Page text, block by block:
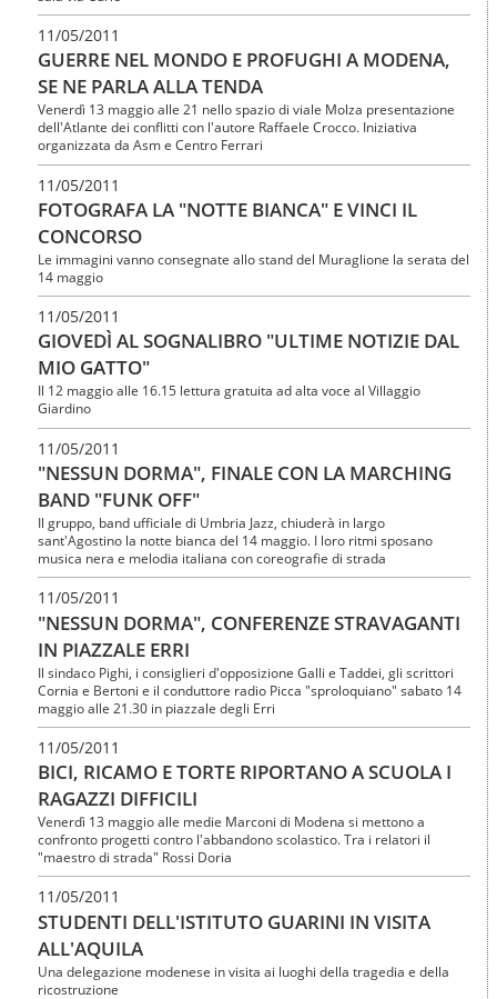
11/05/2011
GUERRE NEL MONDO E PROFUGHI A MODENA,
SE NE PARLA ALLA TENDA
Venerdì 13 maggio alle 21 nello spazio di viale Molza presentazione
dell'Atlante dei conflitti con l'autore Raffaele Crocco. Iniziativa
organizzata da Asm e Centro Ferrari
11/05/2011
FOTOGRAFA LA "NOTTE BIANCA" E VINCI IL
CONCORSO
Le immagini vanno consegnate allo stand del Muraglione la serata del
14 maggio
11/05/2011
GIOVEDÌ AL SOGNALIBRO "ULTIME NOTIZIE DAL
MIO GATTO"
Il 12 maggio alle 16.15 lettura gratuita ad alta voce al Villaggio
Giardino
11/05/2011
"NESSUN DORMA", FINALE CON LA MARCHING
BAND "FUNK OFF"
Il gruppo, band ufficiale di Umbria Jazz, chiuderà in largo
sant'Agostino la notte bianca del 14 maggio. I loro ritmi sposano
musica nera e melodia italiana con coreografie di strada
11/05/2011
"NESSUN DORMA", CONFERENZE STRAVAGANTI
IN PIAZZALE ERRI
Il sindaco Pighi, i consiglieri d'opposizione Galli e Taddei, gli scrittori
Cornia e Bertoni e il conduttore radio Picca "sproloquiano" sabato 14
maggio alle 21.30 in piazzale degli Erri
11/05/2011
BICI, RICAMO E TORTE RIPORTANO A SCUOLA I
RAGAZZI DIFFICILI
Venerdì 13 maggio alle medie Marconi di Modena si mettono a
confronto progetti contro l'abbandono scolastico. Tra i relatori il
"maestro di strada" Rossi Doria
11/05/2011
STUDENTI DELL'ISTITUTO GUARINI IN VISITA
ALL'AQUILA
Una delegazione modenese in visita ai luoghi della tragedia e della
ricostruzione